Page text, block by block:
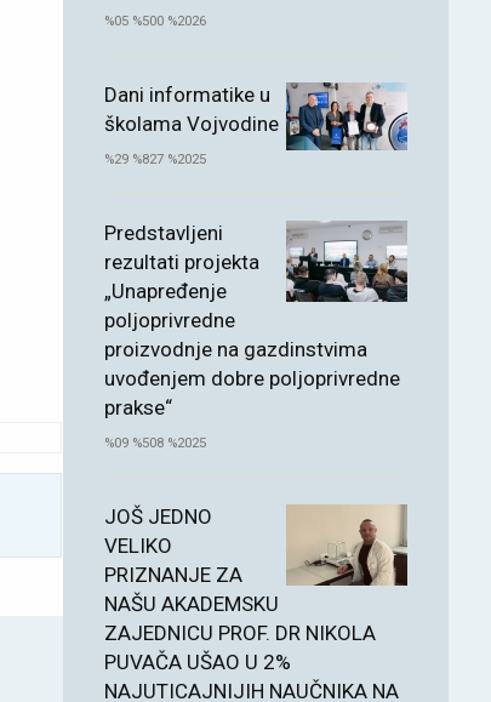
%05 %500 %2026
Dani informatike u
školama Vojvodine
%29 %827 %2025
Predstavljeni
rezultati projekta
„Unapređenje
poljoprivredne
proizvodnje na gazdinstvima
uvođenjem dobre poljoprivredne
prakse“
%09 %508 %2025
JOŠ JEDNO
VELIKO
PRIZNANJE ZA
NAŠU AKADEMSKU
ZAJEDNICU PROF. DR NIKOLA
PUVAČA UŠAO U 2%
NAJUTICAJNIJIH NAUČNIKA NA